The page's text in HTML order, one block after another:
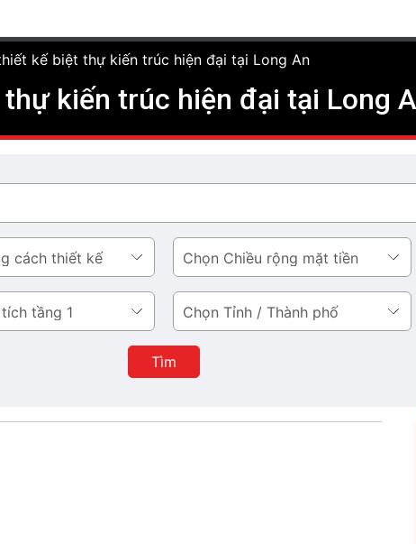
kế biệt thự kiến trúc hiện đại tại Long An
kiến trúc hiện đại tại Long
Chiều
rộng
mặt
tiền
Tỉnh
/
Thành
phố
Tìm